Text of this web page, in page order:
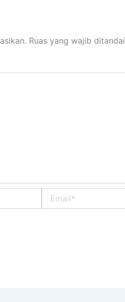
Ruas yang wajib ditandai